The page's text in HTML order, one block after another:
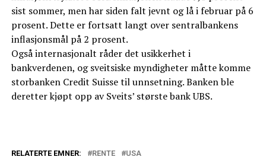
sist sommer, men har siden falt jevnt og lå i februar på 6
prosent. Dette er fortsatt langt over sentralbankens
inflasjonsmål på 2 prosent.
Også internasjonalt råder det usikkerhet i
bankverdenen, og sveitsiske myndigheter måtte komme
storbanken Credit Suisse til unnsetning. Banken ble
deretter kjøpt opp av Sveits’ største bank UBS.
RELATERTE EMNER: RENTE USA